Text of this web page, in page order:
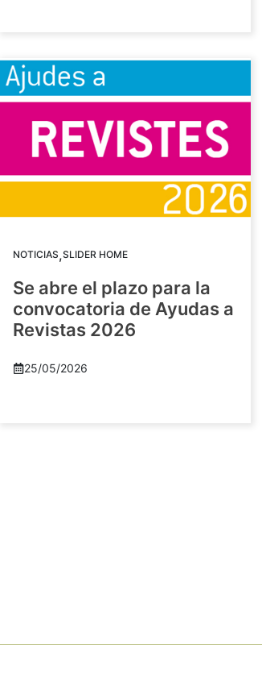
NOTICIAS,SLIDER HOME
Se abre el plazo para la
convocatoria de Ayudas a
Revistas 2026
25/05/2026